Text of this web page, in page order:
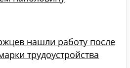
нашли работу после
трудоустройства